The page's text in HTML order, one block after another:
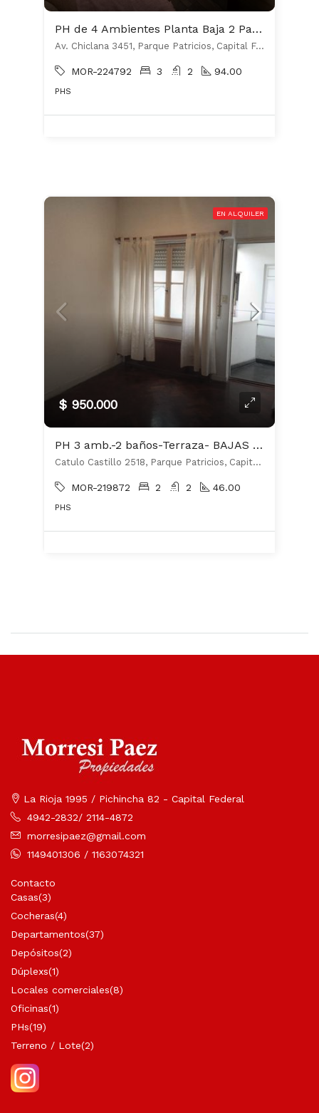
PH de 4 Ambientes Planta Baja 2 Patios Parrilla 123 m2 aprox. Excelente Estado!
Av. Chiclana 3451, Parque Patricios, Capital Federal
MOR-224792 3 2 94.00
PHS
EN ALQUILER
$ 950.000
PH 3 amb.-2 baños-Terraza- BAJAS EXPENSAS
Catulo Castillo 2518, Parque Patricios, Capital Federal
MOR-219872 2 2 46.00
PHS
La Rioja 1995 / Pichincha 82 - Capital Federal
4942-2832/ 2114-4872
morresipaez@gmail.com
1149401306 / 1163074321
Contacto
Casas(3)
Cocheras(4)
Departamentos(37)
Depósitos(2)
Dúplexs(1)
Locales comerciales(8)
Oficinas(1)
PHs(19)
Terreno / Lote(2)